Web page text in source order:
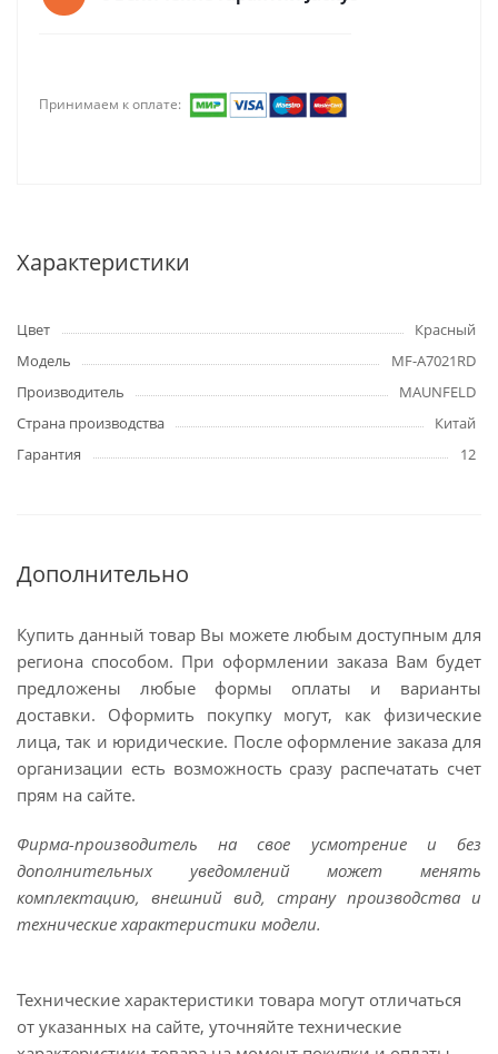
Принимаем к оплате:
Характеристики
Цвет
Красный
Модель
MF-A7021RD
Производитель
MAUNFELD
Страна производства
Китай
Гарантия
12
Дополнительно
Купить данный товар Вы можете любым доступным для
региона способом. При оформлении заказа Вам будет
предложены любые формы оплаты и варианты
доставки. Оформить покупку могут, как физические
лица, так и юридические. После оформление заказа для
организации есть возможность сразу распечатать счет
прям на сайте.
Фирма-производитель на свое усмотрение и без
дополнительных уведомлений может менять
комплектацию, внешний вид, страну производства и
технические характеристики модели.
Технические характеристики товара могут отличаться
от указанных на сайте, уточняйте технические